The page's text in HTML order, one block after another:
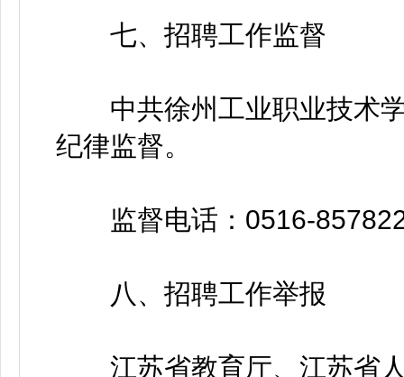
七、招聘工作监督
中共徐州工业职业技术学
纪律监督。
监督电话：0516-
八、招聘工作举报
江苏省教育厅、江苏省人